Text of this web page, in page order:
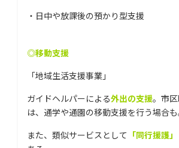
・日中や放課後の預かり型支援
◎移動支援
「地域生活支援事業」
ガイドヘルパーによる外出の支援。市
は、通学や通園の移動支援を行う場合も
また、類似サービスとして 「同行援護